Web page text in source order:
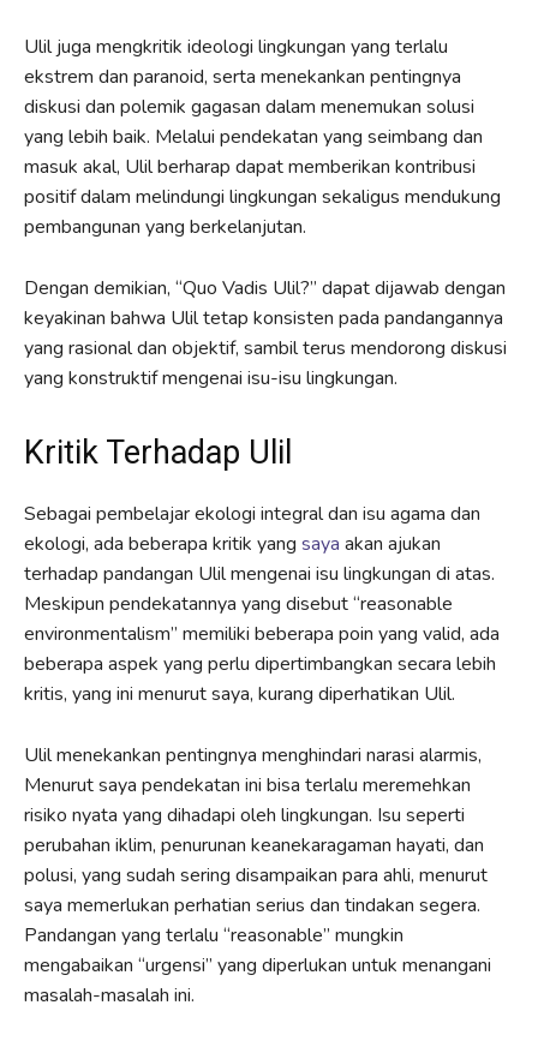
Ulil juga mengkritik ideologi lingkungan yang terlalu
ekstrem dan paranoid, serta menekankan pentingnya
diskusi dan polemik gagasan dalam menemukan solusi
yang lebih baik. Melalui pendekatan yang seimbang dan
masuk akal, Ulil berharap dapat memberikan kontribusi
positif dalam melindungi lingkungan sekaligus mendukung
pembangunan yang berkelanjutan.
Dengan demikian, “Quo Vadis Ulil?” dapat dijawab dengan
keyakinan bahwa Ulil tetap konsisten pada pandangannya
yang rasional dan objektif, sambil terus mendorong diskusi
yang konstruktif mengenai isu-isu lingkungan.
Kritik Terhadap Ulil
Sebagai pembelajar ekologi integral dan isu agama dan
ekologi, ada beberapa kritik yang saya akan ajukan
terhadap pandangan Ulil mengenai isu lingkungan di atas.
Meskipun pendekatannya yang disebut “reasonable
environmentalism” memiliki beberapa poin yang valid, ada
beberapa aspek yang perlu dipertimbangkan secara lebih
kritis, yang ini menurut saya, kurang diperhatikan Ulil.
Ulil menekankan pentingnya menghindari narasi alarmis,
Menurut saya pendekatan ini bisa terlalu meremehkan
risiko nyata yang dihadapi oleh lingkungan. Isu seperti
perubahan iklim, penurunan keanekaragaman hayati, dan
polusi, yang sudah sering disampaikan para ahli, menurut
saya memerlukan perhatian serius dan tindakan segera.
Pandangan yang terlalu “reasonable” mungkin
mengabaikan “urgensi” yang diperlukan untuk menangani
masalah-masalah ini.